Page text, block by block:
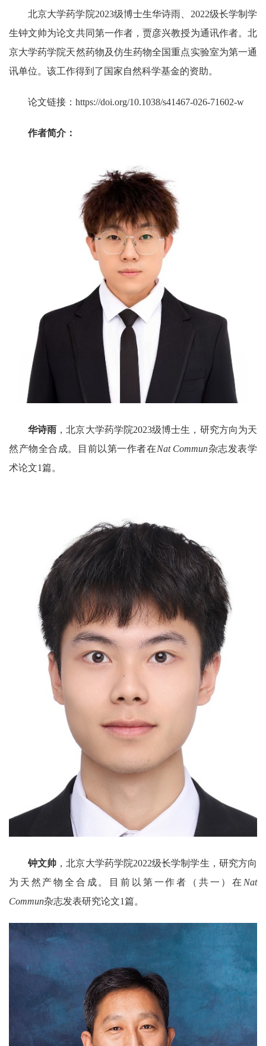
北京大学药学院2023级博士生华诗雨、 2022级长学制学
生钟文帅为论文共同第一作者，贾彦兴教授为通讯作者。北
京大学药学院天然药物及仿生药物全国重点实验室为第一通
讯单位。该工作得到了国家自然科学基金的资助。
论文链接： https://doi.org/10.1038/s41467-026-71602-w
作者简介：
华诗雨 ，北京大学药学院2023级博士生，研究方向为天
然产物全合成。目前以第一作者在Nat Commun杂志发表学
术论文1篇。
钟文帅 ，北京大学药学院2022级长学制学生，研究方向
为天然产物全合成。目前以第一作者（共一）在 Nat
Commun杂志发表研究论文1篇。